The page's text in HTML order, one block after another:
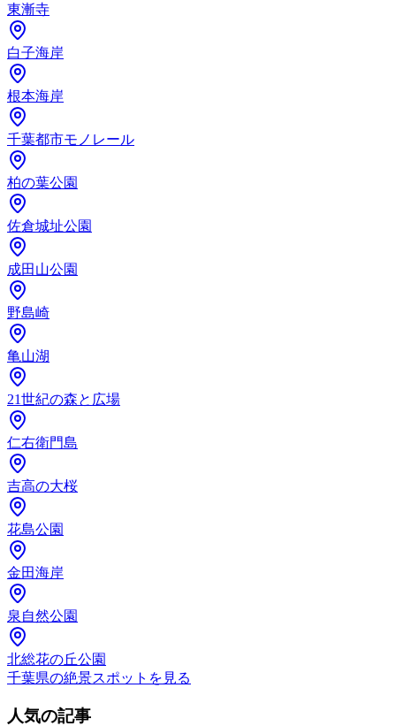
東漸寺
白子海岸
根本海岸
千葉都市モノレール
柏の葉公園
佐倉城址公園
成田山公園
野島崎
亀山湖
21世紀の森と広場
仁右衛門島
吉高の大桜
花島公園
金田海岸
泉自然公園
北総花の丘公園
千葉県の絶景スポットを見る
人気の記事